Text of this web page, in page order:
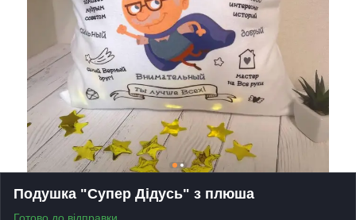
Подушка "Супер Дідусь" з плюша
Готово до відправки